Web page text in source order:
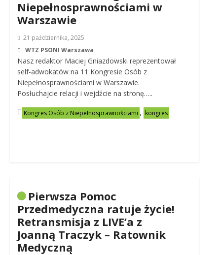
Niepełnosprawnościami w
Warszawie
21 października, 2025
WTZ PSONI Warszawa
Nasz redaktor Maciej Gniazdowski reprezentował
self-adwokatów na 11 Kongresie Osób z
Niepełnosprawnościami w Warszawie.
Posłuchajcie relacji i wejdźcie na stronę…..
Kongres Osób z Niepełnosprawnościami , kongres
Pierwsza Pomoc
Przedmedyczna ratuje życie!
Retransmisja z LIVE’a z
Joanną Traczyk – Ratownik
Medyczną